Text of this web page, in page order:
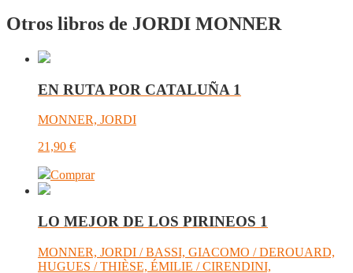
Otros libros de JORDI MONNER
EN RUTA POR CATALUÑA 1
MONNER, JORDI
21,90 €
Comprar
LO MEJOR DE LOS PIRINEOS 1
MONNER, JORDI / BASSI, GIACOMO / DEROUARD,
HUGUES / THIÈSE, ÉMILIE / CIRENDINI,